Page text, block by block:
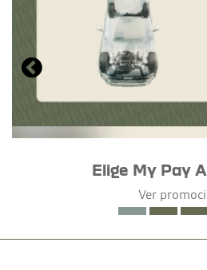
Elige My Pay
Ver